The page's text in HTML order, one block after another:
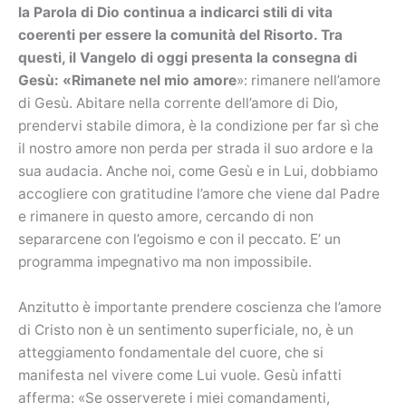
la Parola di Dio continua a indicarci stili di vita
coerenti per essere la comunità del Risorto. Tra
questi, il Vangelo di oggi presenta la consegna di
Gesù: «Rimanete nel mio amore»: rimanere nell’amore
di Gesù. Abitare nella corrente dell’amore di Dio,
prendervi stabile dimora, è la condizione per far sì che
il nostro amore non perda per strada il suo ardore e la
sua audacia. Anche noi, come Gesù e in Lui, dobbiamo
accogliere con gratitudine l’amore che viene dal Padre
e rimanere in questo amore, cercando di non
separarcene con l’egoismo e con il peccato. E’ un
programma impegnativo ma non impossibile.
Anzitutto è importante prendere coscienza che l’amore
di Cristo non è un sentimento superficiale, no, è un
atteggiamento fondamentale del cuore, che si
manifesta nel vivere come Lui vuole. Gesù infatti
afferma: «Se osserverete i miei comandamenti,